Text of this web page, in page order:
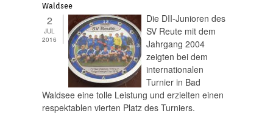
Waldsee
2
JUL
2016
Die DII-Junioren des
SV Reute mit dem
Jahrgang 2004
zeigten bei dem
internationalen
Turnier in Bad
Waldsee eine tolle Leistung und erzielten einen
respektablen vierten Platz des Turniers.